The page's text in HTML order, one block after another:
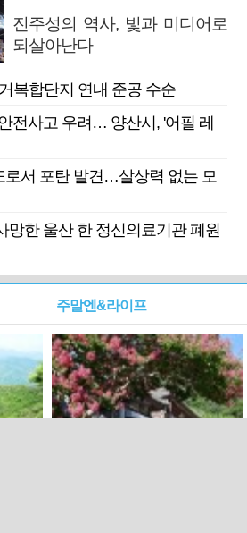
진주성의 역사, 빛과 미디어로
되살아난다
복합단지 연내 준공 수순
전사고 우려… 양산시, '어필 레
로서 포탄 발견…살상력 없는 모
망한 울산 한 정신의료기관 폐원
주말엔&라이프